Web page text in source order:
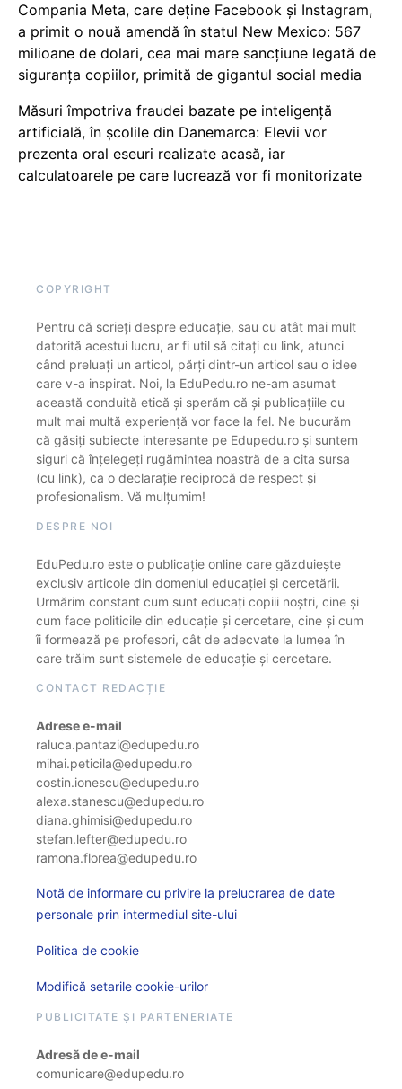
Compania Meta, care deține Facebook și Instagram,
a primit o nouă amendă în statul New Mexico: 567
milioane de dolari, cea mai mare sancțiune legată de
siguranța copiilor, primită de gigantul social media
Măsuri împotriva fraudei bazate pe inteligență
artificială, în școlile din Danemarca: Elevii vor
prezenta oral eseuri realizate acasă, iar
calculatoarele pe care lucrează vor fi monitorizate
COPYRIGHT
Pentru că scrieți despre educație, sau cu atât mai mult
datorită acestui lucru, ar fi util să citați cu link, atunci
când preluați un articol, părți dintr-un articol sau o idee
care v-a inspirat. Noi, la EduPedu.ro ne-am asumat
această conduită etică și sperăm că și publicațiile cu
mult mai multă experiență vor face la fel. Ne bucurăm
că găsiți subiecte interesante pe Edupedu.ro și suntem
siguri că înțelegeți rugămintea noastră de a cita sursa
(cu link), ca o declarație reciprocă de respect și
profesionalism. Vă mulțumim!
DESPRE NOI
EduPedu.ro este o publicație online care găzduiește
exclusiv articole din domeniul educației și cercetării.
Urmărim constant cum sunt educați copiii noștri, cine și
cum face politicile din educație și cercetare, cine și cum
îi formează pe profesori, cât de adecvate la lumea în
care trăim sunt sistemele de educație și cercetare.
CONTACT REDACȚIE
Adrese e-mail
raluca.pantazi@edupedu.ro
mihai.peticila@edupedu.ro
costin.ionescu@edupedu.ro
alexa.stanescu@edupedu.ro
diana.ghimisi@edupedu.ro
stefan.lefter@edupedu.ro
ramona.florea@edupedu.ro
Notă de informare cu privire la prelucrarea de date
personale prin intermediul site-ului
Politica de cookie
Modifică setarile cookie-urilor
PUBLICITATE ȘI PARTENERIATE
Adresă de e-mail
comunicare@edupedu.ro